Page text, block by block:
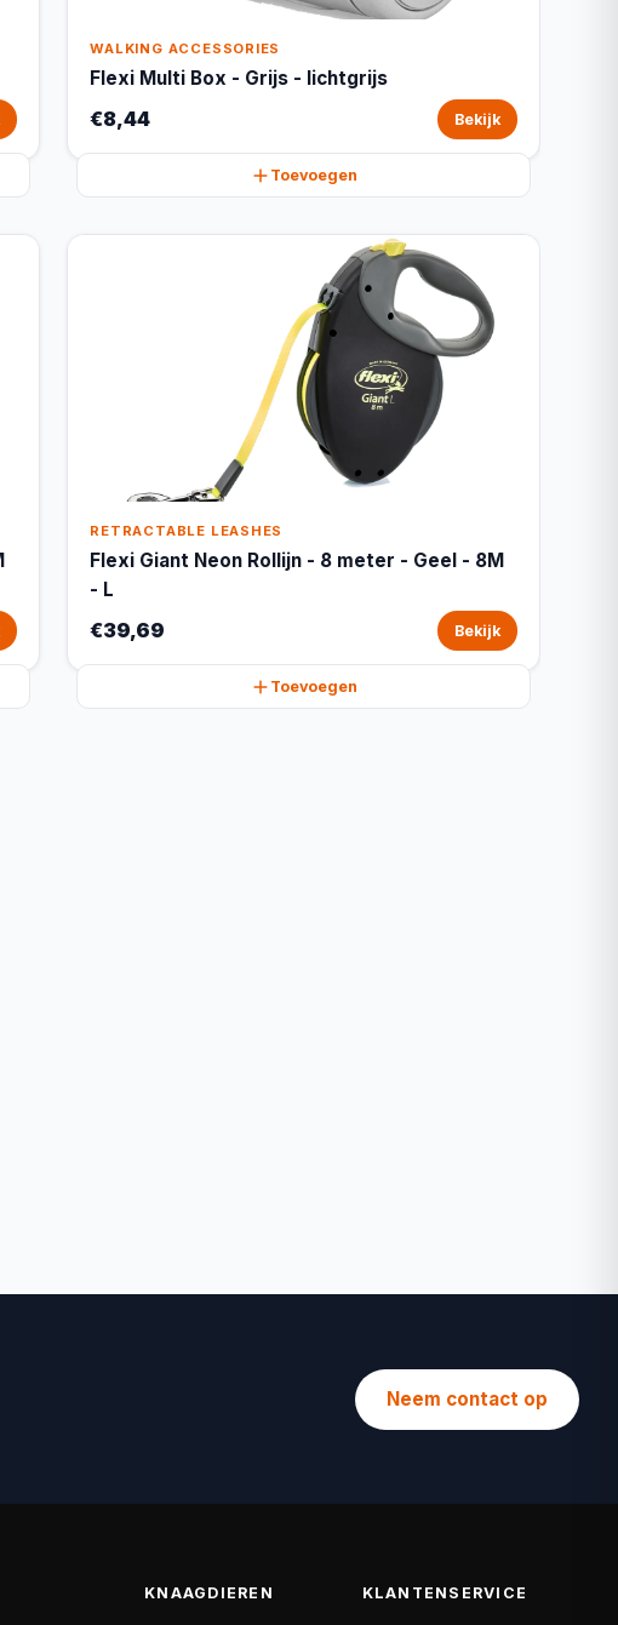
WALKING ACCESSORIES
Flexi Multi Box - Grijs - lichtgrijs
€8,44 Bekijk
Toevoegen
RETRACTABLE LEASHES
Flexi Giant Neon Rollijn - 8 meter - Geel - 8M
- L
€39,69 Bekijk
Toevoegen
Neem contact op
KNAAGDIEREN KLANTENSERVICE